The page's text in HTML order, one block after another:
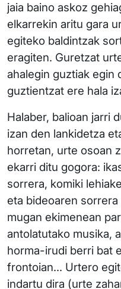
jaia baino askoz
elkarrekin aritu gara
egiteko baldintzak
eragiten. Guretzat
ahalegin guztiak egin
guztientzat ere hala
Halaber, balioan jarri
izan den lankidetza
horretan, urte osoan
ekarri ditu gogora:
sorrera, komiki
eta bideoaren
mugan ekimenean
antolatutako musika,
horma-irudi berri bat
frontoian... Urtero
indartu dira (urte